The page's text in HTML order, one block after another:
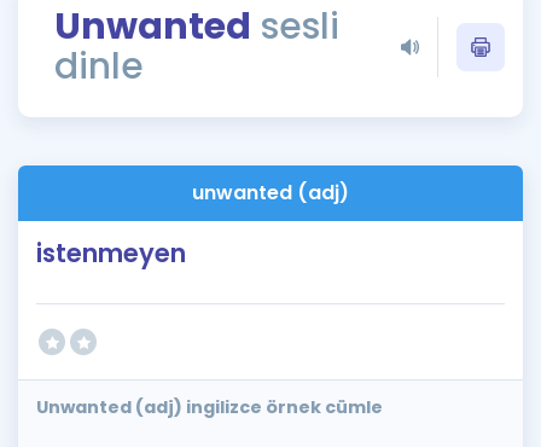
Rehberlik Aracı
ÖSYM Sınav Takvimi
İngilizce Gramer
Unwanted sesli
dinle
unwanted (adj)
istenmeyen
Unwanted (adj) ingilizce örnek cümle